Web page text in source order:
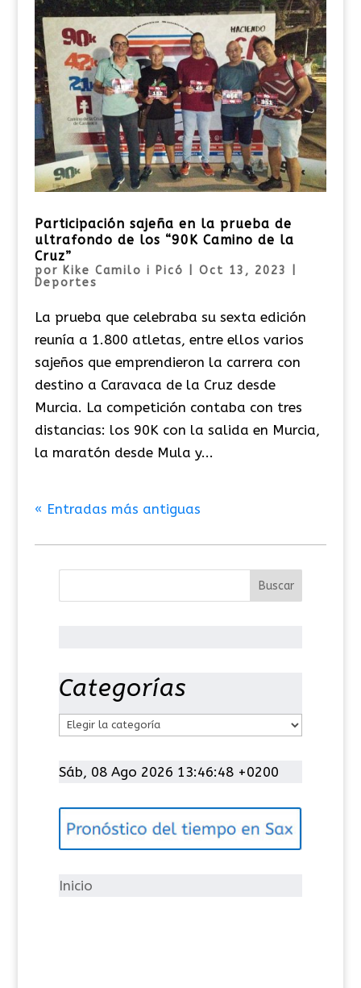
Participación sajeña en la prueba de
ultrafondo de los “90K Camino de la
Cruz”
por Kike Camilo i Picó Oct 13, 2023
Deportes
La prueba que celebraba su sexta edición
reunía a 1.800 atletas, entre ellos varios
sajeños que emprendieron la carrera con
destino a Caravaca de la Cruz desde
Murcia. La competición contaba con tres
distancias: los 90K con la salida en Murcia,
la maratón desde Mula y...
« Entradas más antiguas
Categorías
t
g
í
Sáb, 08 Ago 2026 13:46:49 +0200
Inicio